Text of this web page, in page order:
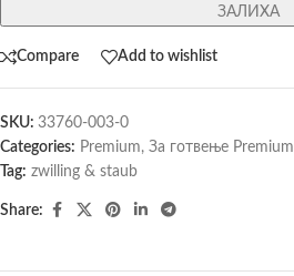
ЗАЛИХА
Compare Add to wishlist
SKU: 33760-003-0
Categories: Premium, За готвење Premium
Tag: zwilling & staub
Share: